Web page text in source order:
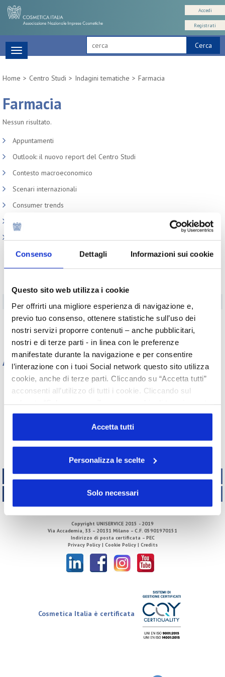
Consenso Dettagli Informazioni sui cookie
Questo sito web utilizza i cookie
Per offrirti una migliore esperienza di navigazione e,
previo tuo consenso, ottenere statistiche sull’uso dei
nostri servizi proporre contenuti – anche pubblicitari,
nostri e di terze parti - in linea con le preferenze
manifestate durante la navigazione e per consentire
l’interazione con i tuoi Social network questo sito utilizza
cookie, anche di terze parti. Cliccando su “Accetta tutti”
acconsenti all’utilizzo di tutti i cookie. Cliccando sul
o profilazione viene utilizzato. Cliccando su
“Personalizza le scelte” è possibile esprimere la propria
volontà in relazione a ciascuna categoria di cookie del
Accetta tutti
Personalizza le scelte
Solo necessari
Cerca
Accedi
Registrati
Toggle
navigation
Home
Centro Studi Indagini tematiche Farmacia
Farmacia
Nessun risultato.
Appuntamenti
Outlook: il nuovo report del Centro Studi
Contesto macroeconomico
Scenari internazionali
Consumer trends
Precedenti pubblicazioni
Acconciatura
Erboristeria e cosmetici a connotazione naturale
Estetica
Farmacia
Digital e E-Commerce
Profumeria
Archivio
Tutti gli anni
2026 2025 2024
2023
2022
2021 2020
2019
2018
2017 2016
2015
2012
2006
2005 2004
2003
TECNICO REGOLATORIO
ATTIVITÀ INTERNAZIONALI
Copyright UNISERVICE 2015 - 2019
Via Accademia, 33 – 20131 Milano – C.F. 05901970151
Indirizzo di posta certificata – PEC
Privacy Policy | Cookie Policy | Credits
Cosmetica Italia è certificata